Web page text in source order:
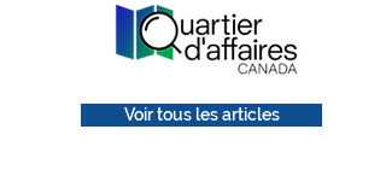
Voir tous les articles